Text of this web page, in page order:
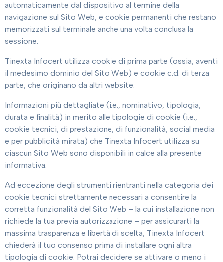
automaticamente dal dispositivo al termine della
navigazione sul Sito Web, e cookie permanenti che restano
memorizzati sul terminale anche una volta conclusa la
sessione.
Tinexta Infocert utilizza cookie di prima parte (ossia, aventi
il medesimo dominio del Sito Web) e cookie c.d. di terza
parte, che originano da altri website.
Informazioni più dettagliate (i.e., nominativo, tipologia,
durata e finalità) in merito alle tipologie di cookie (i.e.,
cookie tecnici, di prestazione, di funzionalità, social media
e per pubblicità mirata) che Tinexta Infocert utilizza su
ciascun Sito Web sono disponibili in calce alla presente
informativa.
Ad eccezione degli strumenti rientranti nella categoria dei
cookie tecnici strettamente necessari a consentire la
corretta funzionalità del Sito Web – la cui installazione non
richiede la tua previa autorizzazione – per assicurarti la
massima trasparenza e libertà di scelta, Tinexta Infocert
chiederà il tuo consenso prima di installare ogni altra
tipologia di cookie. Potrai decidere se attivare o meno i